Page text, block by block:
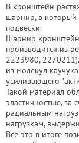
В кронштейн
шарнир, в который
подвески.
Шарнир
производится из
2223980,
из молекул
усиливающего
Такой материал
эластичностью, за
радиальным
нагрузкам,
Все это в итоге